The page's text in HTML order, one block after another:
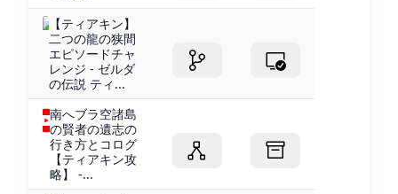
【ティアキン】
二つの龍の狭間
エピソードチャ
レンジ - ゼルダ
の伝説 ティ...
南へブラ空諸島
の賢者の遺志の
行き方とコログ
【ティアキン攻
略】 -...